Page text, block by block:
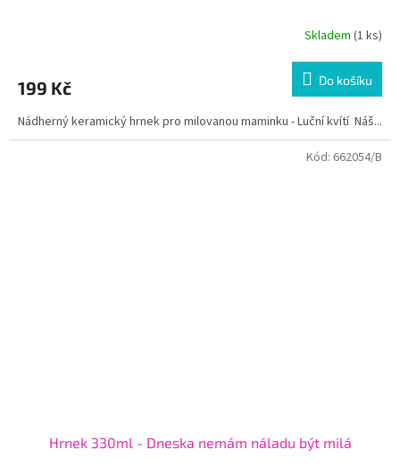
Skladem (1 ks)
199 Kč Do košíku
Nádherný keramický hrnek pro milovanou maminku - Luční kvítí Náš...
Hrnek 330ml - Dneska nemám náladu být milá
Kód: 662054/B